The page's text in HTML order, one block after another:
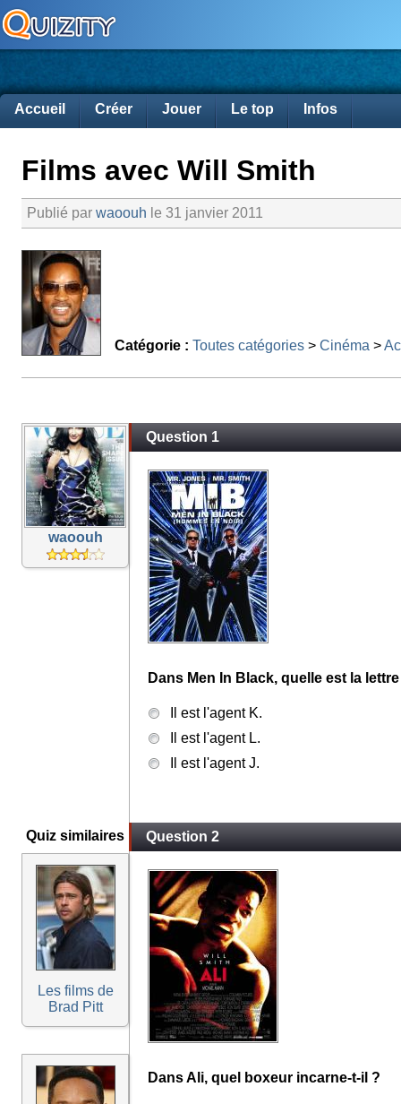
Accueil Créer Jouer Le top Infos
Films avec Will Smith
Publié par waoouh le 31 janvier 2011
Catégorie : Toutes catégories > Cinéma >
waoouh
Quiz similaires
Les films de
Brad Pitt
Question 1
Dans Men In Black, quelle est la
Il est l'agent K.
Il est l'agent L.
Il est l'agent J.
Question 2
Dans Ali, quel boxeur incarne-t-il ?